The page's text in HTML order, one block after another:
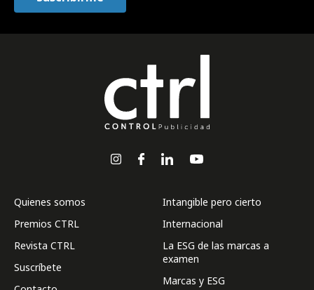
Quienes somos
Premios CTRL
Revista CTRL
Suscríbete
Intangible pero cierto
Internacional
La ESG de las marcas a
examen
Marcas y ESG